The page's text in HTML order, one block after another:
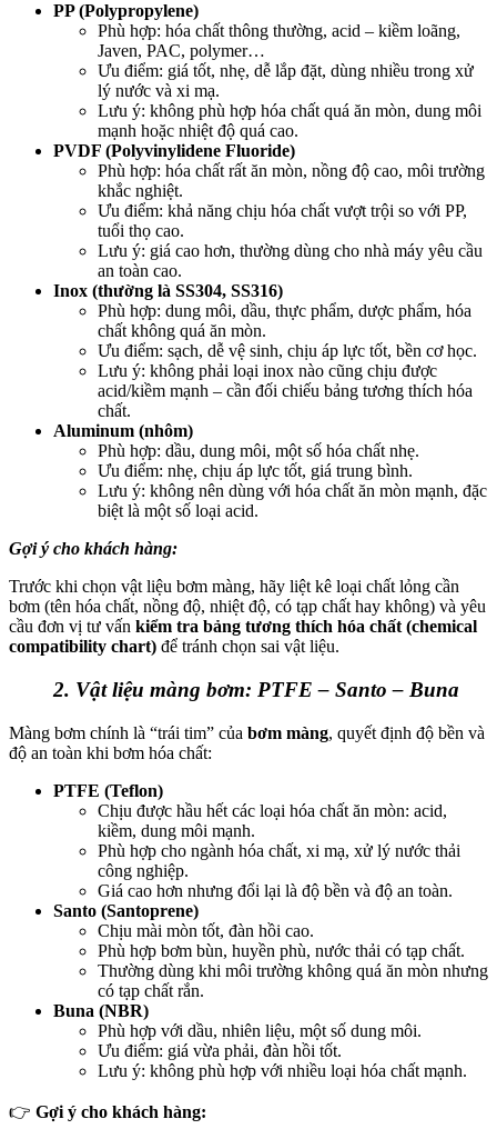
PP (Polypropylene)
Phù hợp: hóa chất thông thường, acid – kiềm loãng,
Javen, PAC, polymer…
Ưu điểm: giá tốt, nhẹ, dễ lắp đặt, dùng nhiều trong xử
lý nước và xi mạ.
Lưu ý: không phù hợp hóa chất quá ăn mòn, dung môi
mạnh hoặc nhiệt độ quá cao.
PVDF (Polyvinylidene Fluoride)
Phù hợp: hóa chất rất ăn mòn, nồng độ cao, môi trường
khắc nghiệt.
Ưu điểm: khả năng chịu hóa chất vượt trội so với PP,
tuổi thọ cao.
Lưu ý: giá cao hơn, thường dùng cho nhà máy yêu cầu
an toàn cao.
Inox (thường là SS304, SS316)
Phù hợp: dung môi, dầu, thực phẩm, dược phẩm, hóa
chất không quá ăn mòn.
Ưu điểm: sạch, dễ vệ sinh, chịu áp lực tốt, bền cơ học.
Lưu ý: không phải loại inox nào cũng chịu được
acid/kiềm mạnh – cần đối chiếu bảng tương thích hóa
chất.
Aluminum (nhôm)
Phù hợp: dầu, dung môi, một số hóa chất nhẹ.
Ưu điểm: nhẹ, chịu áp lực tốt, giá trung bình.
Lưu ý: không nên dùng với hóa chất ăn mòn mạnh, đặc
biệt là một số loại acid.
Gợi ý cho khách hàng:
Trước khi chọn vật liệu bơm màng, hãy liệt kê loại chất lỏng cần
bơm (tên hóa chất, nồng độ, nhiệt độ, có tạp chất hay không) và yêu
cầu đơn vị tư vấn kiểm tra bảng tương thích hóa chất (chemical
compatibility chart) để tránh chọn sai vật liệu.
2. Vật liệu màng bơm: PTFE – Santo – Buna
Màng bơm chính là “trái tim” của bơm màng, quyết định độ bền và
độ an toàn khi bơm hóa chất:
PTFE (Teflon)
Chịu được hầu hết các loại hóa chất ăn mòn: acid,
kiềm, dung môi mạnh.
Phù hợp cho ngành hóa chất, xi mạ, xử lý nước thải
công nghiệp.
Giá cao hơn nhưng đổi lại là độ bền và độ an toàn.
Santo (Santoprene)
Chịu mài mòn tốt, đàn hồi cao.
Phù hợp bơm bùn, huyền phù, nước thải có tạp chất.
Thường dùng khi môi trường không quá ăn mòn nhưng
có tạp chất rắn.
Buna (NBR)
Phù hợp với dầu, nhiên liệu, một số dung môi.
Ưu điểm: giá vừa phải, đàn hồi tốt.
Lưu ý: không phù hợp với nhiều loại hóa chất mạnh.
👉 Gợi ý cho khách hàng: